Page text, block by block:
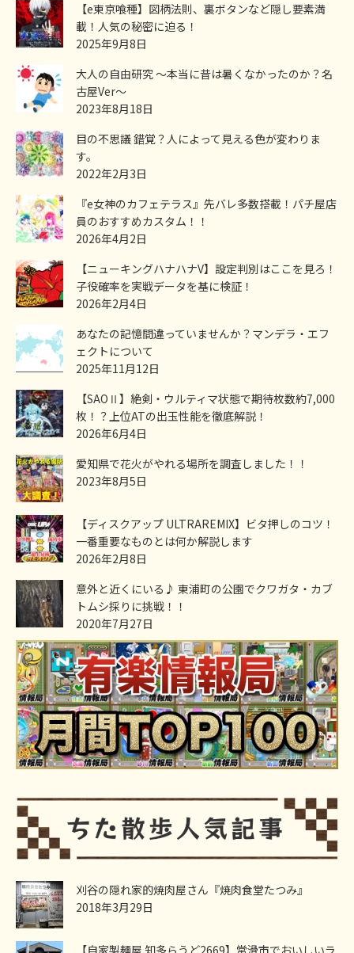
【e東京喰種】図柄法則、裏ボタンなど隠し要素満
載！人気の秘密に迫る！
2025年9月8日
大人の自由研究 ～本当に昔は暑くなかったのか？名
古屋Ver～
2023年8月18日
目の不思議 錯覚？人によって見える色が変わりま
す。
2022年2月3日
『e女神のカフェテラス』先バレ多数搭載！パチ屋店
員のおすすめカスタム！！
2026年4月2日
【ニューキングハナハナV】設定判別はここを見ろ！
子役確率を実戦データを基に検証！
2026年2月4日
あなたの記憶間違っていませんか？マンデラ・エフ
ェクトについて
2025年11月12日
【SAOⅡ】絶剣・ウルティマ状態で期待枚数約7,000
枚！？上位ATの出玉性能を徹底解説！
2026年6月4日
愛知県で花火がやれる場所を調査しました！！
2023年8月5日
【ディスクアップ ULTRAREMIX】ビタ押しのコツ！
一番重要なものとは何か解説します
2026年2月8日
意外と近くにいる♪ 東浦町の公園でクワガタ・カブ
トムシ採りに挑戦！！
2020年7月27日
刈谷の隠れ家的焼肉屋さん『焼肉食堂たつみ』
2018年3月29日